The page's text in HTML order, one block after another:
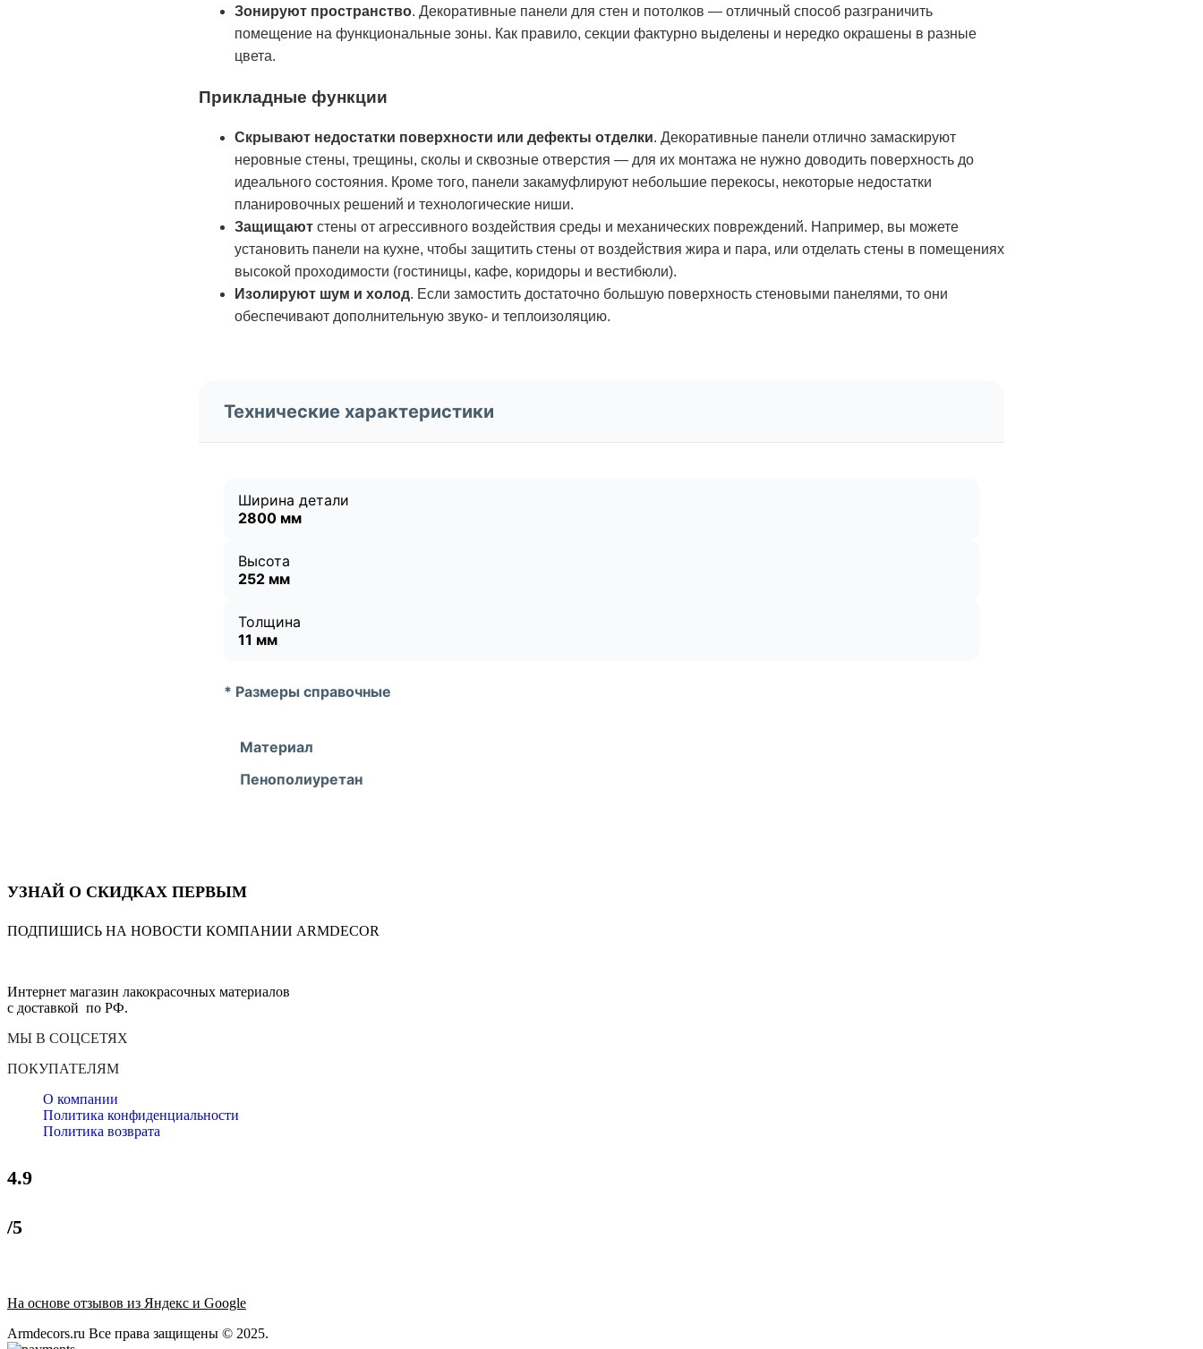
Зонируют пространство. Декоративные панели для стен и потолков — отличный способ разграничить
помещение на функциональные зоны. Как правило, секции фактурно выделены и нередко окрашены в разные
цвета.
Прикладные функции
Скрывают недостатки поверхности или дефекты отделки. Декоративные панели отлично замаскируют
неровные стены, трещины, сколы и сквозные отверстия — для их монтажа не нужно доводить поверхность до
идеального состояния. Кроме того, панели закамуфлируют небольшие перекосы, некоторые недостатки
планировочных решений и технологические ниши.
Защищают стены от агрессивного воздействия среды и механических повреждений. Например, вы можете
установить панели на кухне, чтобы защитить стены от воздействия жира и пара, или отделать стены в помещениях
высокой проходимости (гостиницы, кафе, коридоры и вестибюли).
Изолируют шум и холод. Если замостить достаточно большую поверхность стеновыми панелями, то они
обеспечивают дополнительную звуко- и теплоизоляцию.
Технические характеристики
Ширина детали
2800 мм
Высота
252 мм
Толщина
11 мм
* Размеры справочные
Материал
Пенополиуретан
УЗНАЙ О СКИДКАХ ПЕРВЫМ
ПОДПИШИСЬ НА НОВОСТИ КОМПАНИИ ARMDECOR
Интернет магазин лакокрасочных материалов
с доставкой по РФ.
МЫ В СОЦСЕТЯХ
ПОКУПАТЕЛЯМ
О компании
Политика конфиденциальности
Политика возврата
4.9
/5
На основе отзывов из Яндекс и Google
Armdecors.ru Все права защищены © 2025. ​